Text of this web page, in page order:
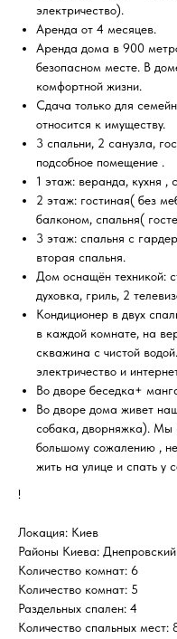
электричество).
Аренда от 4 месяцев.
Аренда дома в 900
безопасном месте. В
комфортной жизни.
Сдача только для
относится к имуществу.
3 спальни, 2 санузла,
подсобное помещение .
1 этаж: веранда, кухня ,
2 этаж: гостиная( без
балконом, спальня(
3 этаж: спальня с
вторая спальня.
Дом оснащён техникой:
духовка, гриль, 2
Кондиционер в двух
в каждой комнате, на
скважина с чистой
электричество и
Во дворе беседка+
Во дворе дома живет
собака, дворняжка). Мы
большому сожалению ,
жить на улице и спать у
!
Локация: Киев
Районы Киева: Днепровский
Количество комнат: 6
Количество комнат: 5
Раздельных спален: 4
Количество спальных мест: